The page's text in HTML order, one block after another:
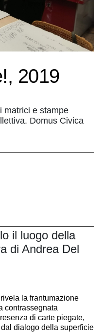
2019
matrici e stampe
Domus Civica
il luogo della
di Andrea Del
la frantumazione
contrassegnata
di carte piegate,
dialogo della superficie